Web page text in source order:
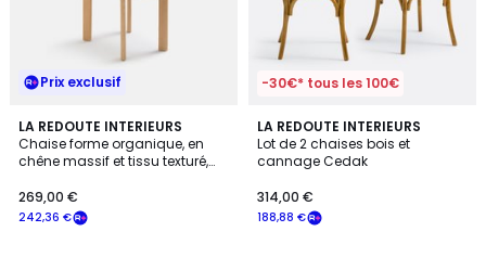
Prix exclusif
LA REDOUTE INTERIEURS
Chaise forme organique, en
chêne massif et tissu texturé,
242,36 €
269,00 €
-30€* tous les 100€
LA REDOUTE INTERIEURS
Lot de 2 chaises bois et
cannage Cedak
188,88 €
314,00 €
4,2
/ 5